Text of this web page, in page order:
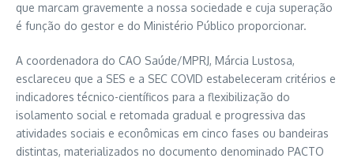
que marcam gravemente a nossa sociedade e cuja superação
é função do gestor e do Ministério Público proporcionar.
A coordenadora do CAO Saúde/MPRJ, Márcia Lustosa,
esclareceu que a SES e a SEC COVID estabeleceram critérios e
indicadores técnico-científicos para a flexibilização do
isolamento social e retomada gradual e progressiva das
atividades sociais e econômicas em cinco fases ou bandeiras
distintas, materializados no documento denominado PACTO